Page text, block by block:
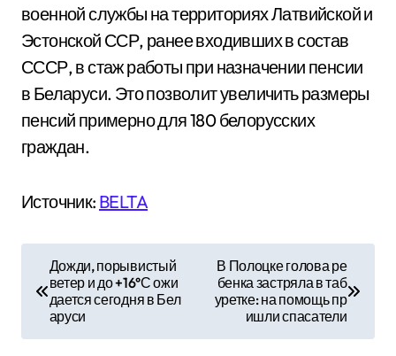
военной службы на территориях Латвийской и
Эстонской ССР, ранее входивших в состав
СССР, в стаж работы при назначении пенсии
в Беларуси. Это позволит увеличить размеры
пенсий примерно для 180 белорусских
граждан.
Источник: BELTA
в
Дожди, порывистый
ветер и до +16°С ожи
дается сегодня в Бел
аруси
В Полоцке голова ре
бенка застряла в таб
уретке: на помощь пр
ишли спасатели